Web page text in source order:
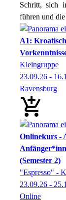
Schritt, sich
führen und
A1:
Kleingruppe
23.09.26 -
Ravensburg
Onlinekurs -
(Semester 2)
"Espresso" -
23.09.26 -
Online